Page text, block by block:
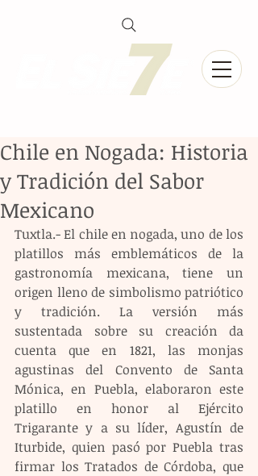
Chile en Nogada: Historia
y Tradición del Sabor
Mexicano
Tuxtla.- El chile en nogada, uno de los
platillos más emblemáticos de la
gastronomía mexicana, tiene un
origen lleno de simbolismo patriótico
y tradición. La versión más
sustentada sobre su creación da
cuenta que en 1821, las monjas
agustinas del Convento de Santa
Mónica, en Puebla, elaboraron este
platillo en honor al Ejército
Trigarante y a su líder, Agustín de
Iturbide, quien pasó por Puebla tras
firmar los Tratados de Córdoba, que